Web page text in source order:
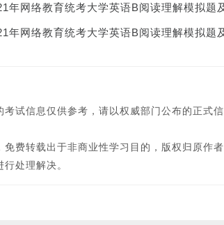
试信息仅供参考，请以权威部门公布的正式信
费转载出于非商业性学习目的，版权归原作者
处理解决。